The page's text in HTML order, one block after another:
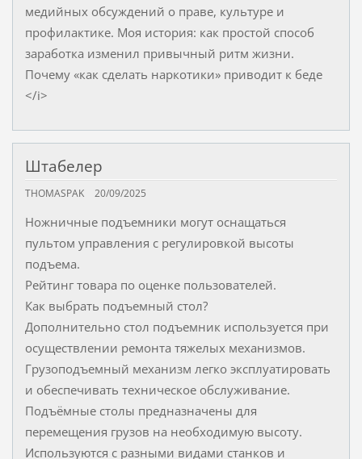
медийных обсуждений о праве, культуре и
профилактике. Моя история: как простой способ
заработка изменил привычный ритм жизни.
Почему «как сделать наркотики» приводит к беде
</i>
Штабелер
THOMASPAK 20/09/2025
Ножничные подъемники могут оснащаться
пультом управления с регулировкой высоты
подъема.
Рейтинг товара по оценке пользователей.
Как выбрать подъемный стол?
Дополнительно стол подъемник используется при
осуществлении ремонта тяжелых механизмов.
Грузоподъемный механизм легко эксплуатировать
и обеспечивать техническое обслуживание.
Подъёмные столы предназначены для
перемещения грузов на необходимую высоту.
Используются с разными видами станков и